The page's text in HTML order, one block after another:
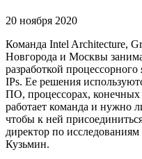
20 ноября 2020
Команда Intel Architecture,
Новгорода и Москвы
разработкой
IPs. Ее решения
ПО, процессорах, конечных
работает команда и нужно
чтобы к ней
директор по исследованиям
Кузьмин.